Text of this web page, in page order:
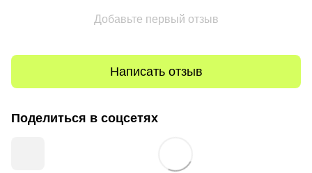
Добавьте первый отзыв
Написать отзыв
Поделиться в соцсетях